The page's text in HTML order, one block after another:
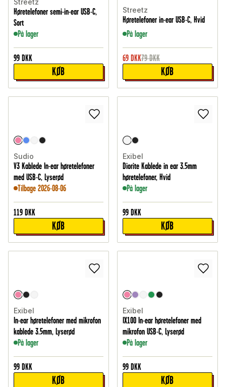
Streetz
Høretelefoner semi-in-ear USB-C,
Sort
På lager
99 DKK
KØB
Streetz
Høretelefoner in-ear USB-C, Hvid
På lager
69 DKK79 DKK
KØB
Sudio
V3 Kablede In-ear høretelefoner
med USB-C, Lyserød
Tilbage 2026-08-06
119 DKK
KØB
Exibel
Diorite Kablede in ear 3.5mm
høretelefoner, Hvid
På lager
99 DKK
KØB
Exibel
In-ear høretelefoner med mikrofon
kablede 3.5mm, Lyserød
På lager
99 DKK
KØB
Exibel
IX100 In-ear høretelefoner med
mikrofon USB-C, Lyserød
På lager
99 DKK
KØB